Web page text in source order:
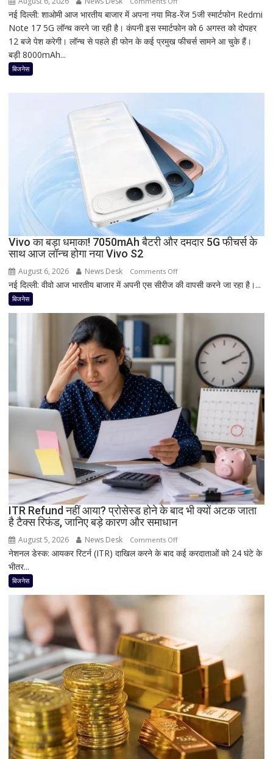
Redmi
का
नया
देगा
दस्तक!
8000mAh
7-
इंच
डिस्प्ले
और
Snapdragon
प्रोसेसर
मचेगी
नई दिल्ली: शाओमी आज भारतीय बाजार में अपना नया मिड-रेंज 5जी स्मार्टफोन Redmi
Note 17 5G लॉन्च करने जा रही है। कंपनी इस स्मार्टफोन को 6 अगस्त को दोपहर
12 बजे पेश करेगी। लॉन्च से पहले ही फोन के कई प्रमुख फीचर्स सामने आ चुके हैं।
बड़ी 8000mAh...
बिजनेस
Vivo का बड़ा धमाका! 7050mAh बैटरी और दमदार 5G फीचर्स के
साथ आज लॉन्च होगा नया Vivo S2
August 6, 2026 News Desk Comments Offon
Vivo
7050mAh
फीचर्स
के
साथ
आज
लॉन्च
होगा
Vivo
S2
नई दिल्ली: वीवो आज भारतीय बाजार में अपनी एस सीरीज की वापसी करने जा रहा है।...
बिजनेस
ITR Refund नहीं आया? प्रोसेस्ड होने के बाद भी क्यों अटक जाता
है टैक्स रिफंड, जानिए बड़े कारण और समाधान
August 5, 2026 News Desk Comments Offon
ITR
बाद
क्यों
जाता
है
टैक्स
रिफंड,
जानिए
नेशनल डेस्क: आयकर रिटर्न (ITR) दाखिल करने के बाद कई करदाताओं को 24 घंटे के
भीतर...
बिजनेस